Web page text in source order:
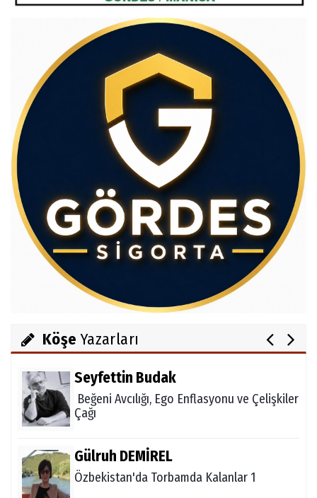
Köşe Yazarları
Av.Cenap GÜVEN
Gördesli Şair Alim Atay
Salih OKKALI
Seyfettin Budak
Beğeni Avcılığı, Ego Enflasyonu ve Çelişkiler
Çağı
Gülruh DEMİREL
Özbekistan'da Torbamda Kalanlar 1